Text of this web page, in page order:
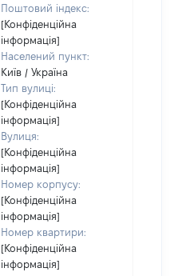
Поштовий індекс:
[Конфіденційна
інформація]
Населений пункт:
Київ / Україна
Тип вулиці:
[Конфіденційна
інформація]
Вулиця:
[Конфіденційна
інформація]
Номер корпусу:
[Конфіденційна
інформація]
Номер квартири:
[Конфіденційна
інформація]